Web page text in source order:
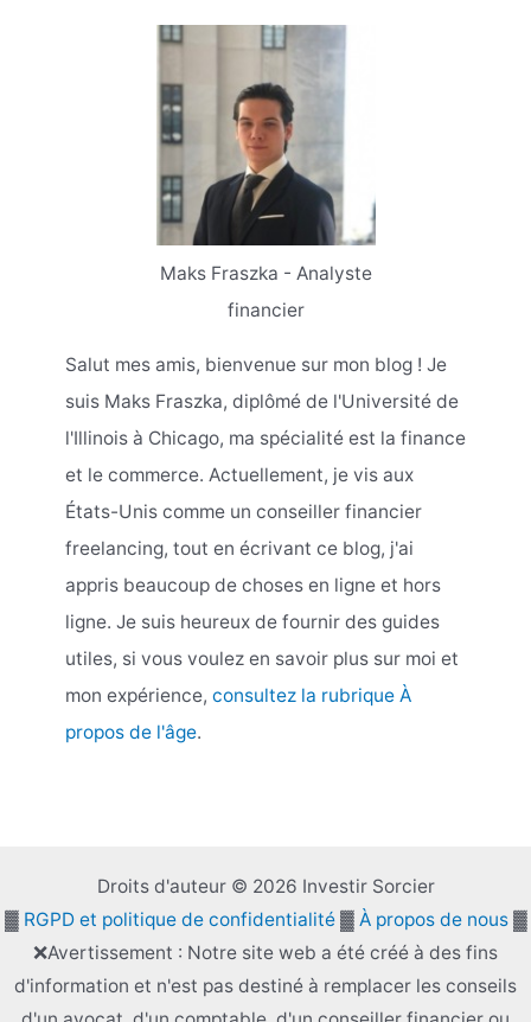
Maks Fraszka - Analyste
financier
Salut mes amis, bienvenue sur mon blog ! Je
suis Maks Fraszka, diplômé de l'Université de
l'Illinois à Chicago, ma spécialité est la finance
et le commerce. Actuellement, je vis aux
États-Unis comme un conseiller financier
freelancing, tout en écrivant ce blog, j'ai
appris beaucoup de choses en ligne et hors
ligne. Je suis heureux de fournir des guides
utiles, si vous voulez en savoir plus sur moi et
mon expérience, consultez la rubrique À
propos de l'âge.
Droits d'auteur © 2026 Investir Sorcier
▓ RGPD et politique de confidentialité▓ À propos de nous▓
❌Avertissement : Notre site web a été créé à des fins
d'information et n'est pas destiné à remplacer les conseils